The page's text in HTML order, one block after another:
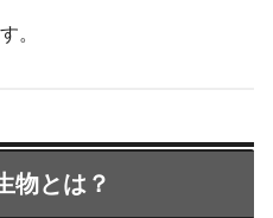
。
物とは？